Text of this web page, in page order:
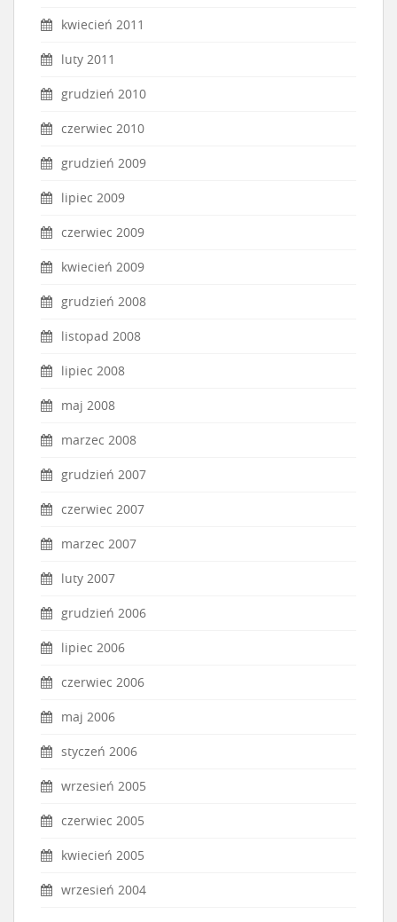
kwiecień 2011
luty 2011
grudzień 2010
czerwiec 2010
grudzień 2009
lipiec 2009
czerwiec 2009
kwiecień 2009
grudzień 2008
listopad 2008
lipiec 2008
maj 2008
marzec 2008
grudzień 2007
czerwiec 2007
marzec 2007
luty 2007
grudzień 2006
lipiec 2006
czerwiec 2006
maj 2006
styczeń 2006
wrzesień 2005
czerwiec 2005
kwiecień 2005
wrzesień 2004